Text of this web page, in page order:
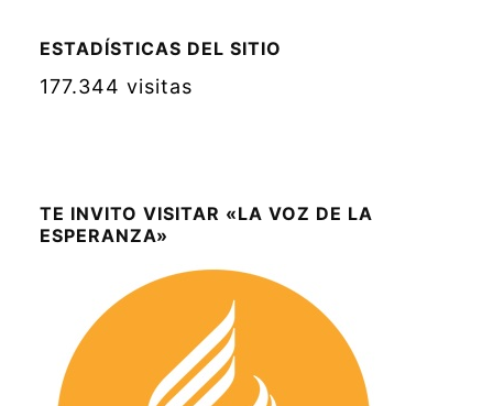
ESTADÍSTICAS DEL SITIO
177.344 visitas
TE INVITO VISITAR «LA VOZ DE LA
ESPERANZA»